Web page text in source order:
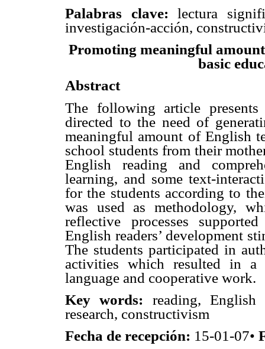
Palabras clave: lectura
investigación-acción,
Promoting meaningful
basic
Abstract
The following article presents
directed to the need of
meaningful amount of English
school students from their
English reading and
learning, and some text-
for the students according to
was used as methodology,
reflective processes
English readers’ development
The students participated in
activities which resulted in a
language and cooperative work.
Key words: reading, English
research, constructivism
Fecha de recepción: 15-01-07•